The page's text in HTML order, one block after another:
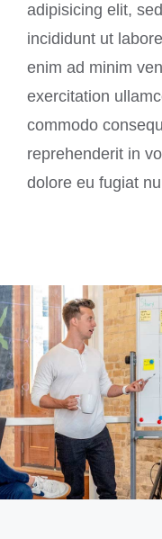
adipisicing elit,
incididunt ut
enim ad minim
exercitation
commodo
reprehenderit in
dolore eu fugiat